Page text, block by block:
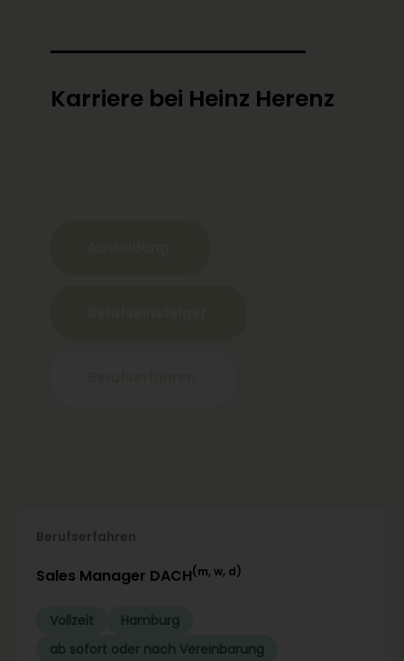
Karriere bei Heinz Herenz
Berufserfahren
Sales Manager DACH(m, w, d)
Vollzeit
Hamburg
ab sofort oder nach Vereinbarung